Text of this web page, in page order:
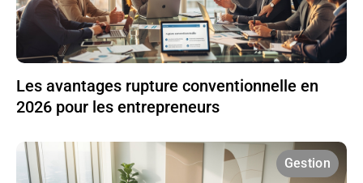
Les avantages rupture conventionnelle en
2026 pour les entrepreneurs
Gestion